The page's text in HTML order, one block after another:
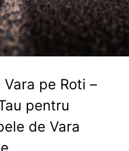
Vara pe Roti –
pentru
de Vara